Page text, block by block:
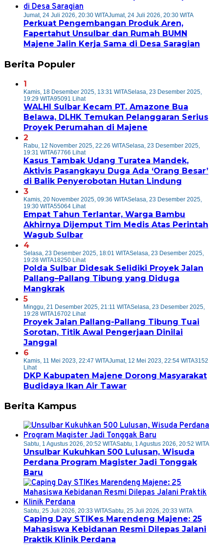
Jumat, 24 Juli 2026, 20:30 WITAJumat, 24 Juli 2026, 20:30 WITA
Perkuat Pengembangan Produk Aren,
Fapertahut Unsulbar dan Rumah BUMN
Majene Jalin Kerja Sama di Desa Saragian
Berita Populer
1
Kamis, 18 Desember 2025, 13:31 WITASelasa, 23 Desember 2025,
19:29 WITA95091 Lihat
WALHI Sulbar Kecam PT. Amazone Bua
Belawa, DLHK Temukan Pelanggaran Serius
Proyek Perumahan di Majene
2
Rabu, 12 November 2025, 22:26 WITASelasa, 23 Desember 2025,
19:31 WITA67766 Lihat
Kasus Tambak Udang Turatea Mandek,
Aktivis Pasangkayu Duga Ada ‘Orang Besar’
di Balik Penyerobotan Hutan Lindung
3
Kamis, 20 November 2025, 09:36 WITASelasa, 23 Desember 2025,
19:30 WITA55064 Lihat
Empat Tahun Terlantar, Warga Bambu
Akhirnya Dijemput Tim Medis Atas Perintah
Wagub Sulbar
4
Selasa, 23 Desember 2025, 18:01 WITASelasa, 23 Desember 2025,
19:28 WITA18250 Lihat
Polda Sulbar Didesak Selidiki Proyek Jalan
Pallang–Pallang Tibung yang Diduga
Mangkrak
5
Minggu, 21 Desember 2025, 21:11 WITASelasa, 23 Desember 2025,
19:28 WITA16702 Lihat
Proyek Jalan Pallang-Pallang Tibung Tuai
Sorotan, Titik Awal Pengerjaan Dinilai
Janggal
6
Kamis, 11 Mei 2023, 22:47 WITAJumat, 12 Mei 2023, 22:54 WITA3152
Lihat
DKP Kabupaten Majene Dorong Masyarakat
Budidaya Ikan Air Tawar
Berita Kampus
Sabtu, 1 Agustus 2026, 20:52 WITASabtu, 1 Agustus 2026, 20:52 WITA
Unsulbar Kukuhkan 500 Lulusan, Wisuda
Perdana Program Magister Jadi Tonggak
Baru
Sabtu, 25 Juli 2026, 20:33 WITASabtu, 25 Juli 2026, 20:33 WITA
Caping Day STIKes Marendeng Majene: 25
Mahasiswa Kebidanan Resmi Dilepas Jalani
Praktik Klinik Perdana